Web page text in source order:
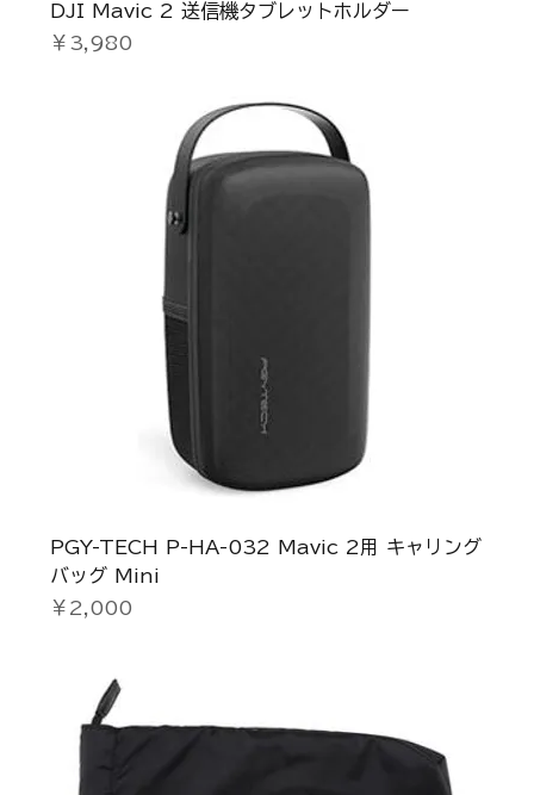
DJI Mavic 2 送信機タブレットホルダー
価格
￥3,980
PGY-TECH P-HA-032 Mavic 2用 キャリング
バッグ Mini
価格
￥2,000